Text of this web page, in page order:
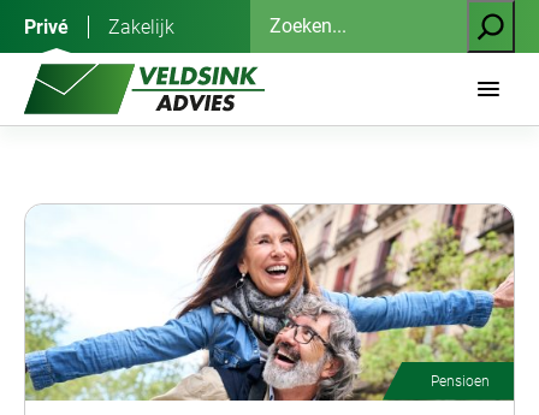
inhoud
Privé Zakelijk
Zoeken
Pensioen